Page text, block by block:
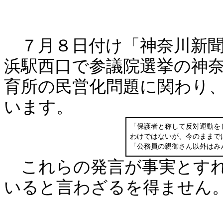
７月８日付け「神奈川新
浜駅西口で参議院選挙の神
育所の民営化問題に関わり
います。
「保護者と称して反対運動
わけではないが、今のまま
「公務員の親御さん以外は
これらの発言が事実とす
いると言わざるを得ません